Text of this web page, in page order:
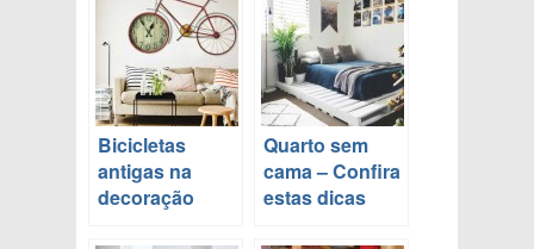
Bicicletas
antigas na
decoração
Quarto sem
cama – Confira
estas dicas